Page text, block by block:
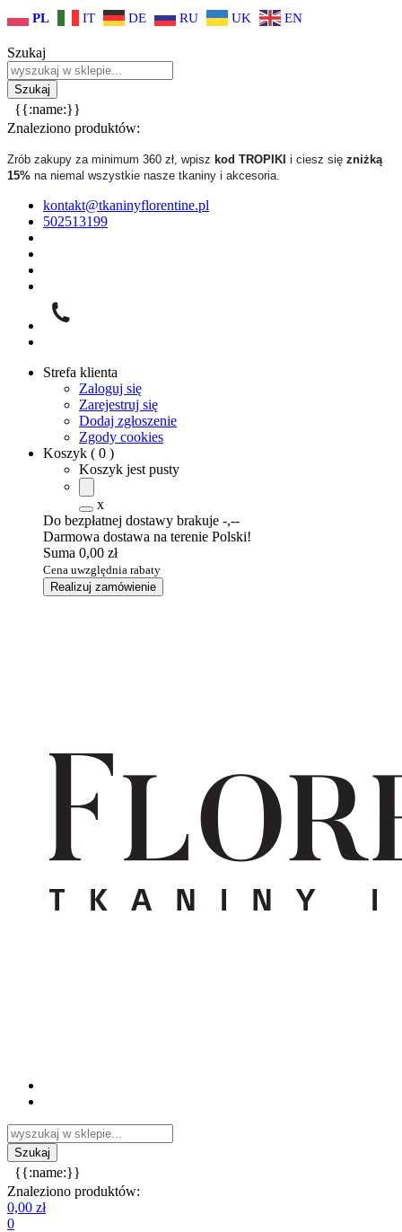
PL IT DE RU UK EN
Szukaj
{{:name:}}
Znaleziono produktów:
Zrób zakupy za minimum 360 zł, wpisz kod TROPIKI i ciesz się zniżką
15% na niemal wszystkie nasze tkaniny i akcesoria.
kontakt@tkaninyflorentine.pl
502513199
Strefa klienta
Zaloguj się
Zarejestruj się
Dodaj zgłoszenie
Zgody cookies
Koszyk ( 0 )
Koszyk jest pusty
x
Do bezpłatnej dostawy brakuje -,--
Darmowa dostawa na terenie Polski!
Suma 0,00 zł
Cena uwzględnia rabaty
Realizuj zamówienie
{{:name:}}
Znaleziono produktów:
0,00 zł
0